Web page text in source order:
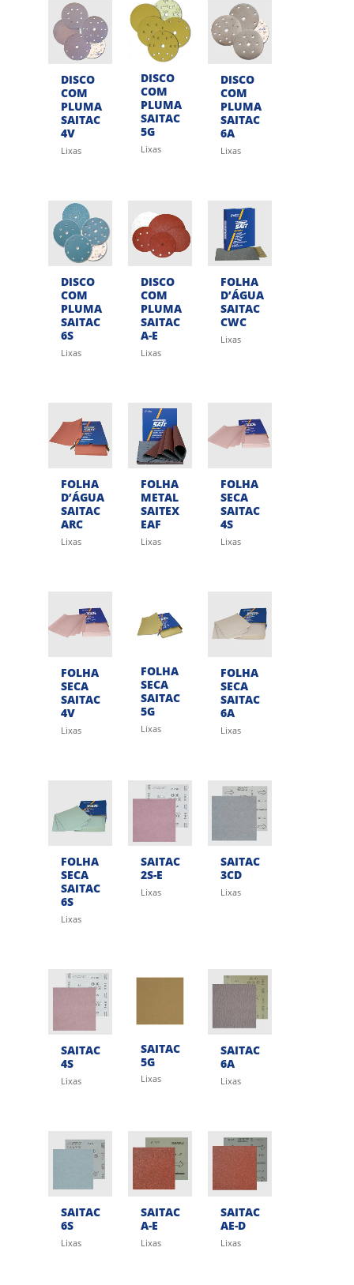
DISCO
COM
PLUMA
SAITAC
4V
Lixas
DISCO
COM
PLUMA
SAITAC
5G
Lixas
DISCO
COM
PLUMA
SAITAC
6A
Lixas
DISCO
COM
PLUMA
SAITAC
6S
Lixas
DISCO
COM
PLUMA
SAITAC
A-E
Lixas
FOLHA
D’ÁGUA
SAITAC
CWC
Lixas
FOLHA
D’ÁGUA
SAITAC
ARC
Lixas
FOLHA
METAL
SAITEX
EAF
Lixas
FOLHA
SECA
SAITAC
4S
Lixas
FOLHA
SECA
SAITAC
4V
Lixas
FOLHA
SECA
SAITAC
5G
Lixas
FOLHA
SECA
SAITAC
6A
Lixas
FOLHA
SECA
SAITAC
6S
Lixas
SAITAC
2S-E
Lixas
SAITAC
3CD
Lixas
SAITAC
4S
Lixas
SAITAC
5G
Lixas
SAITAC
6A
Lixas
SAITAC
6S
Lixas
SAITAC
A-E
Lixas
SAITAC
AE-D
Lixas